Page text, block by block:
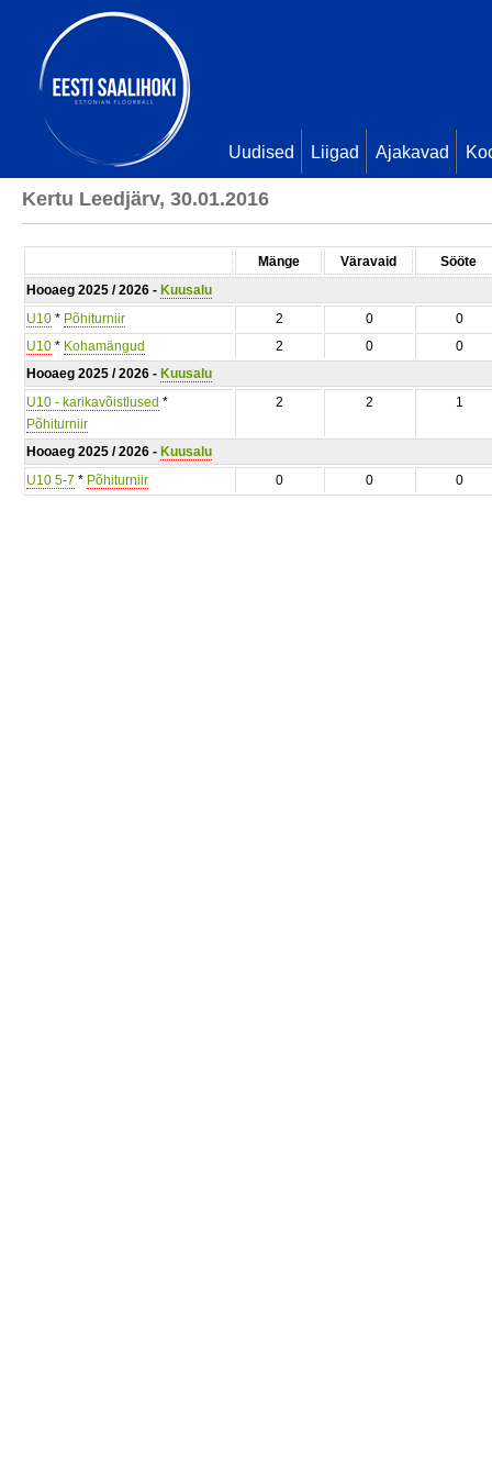
Uudised Liigad Ajakavad
Kertu Leedjärv, 30.01.2016
Mänge Väravaid
Sööte
Hooaeg 2025 / 2026 - Kuusalu
U10 * Põhiturniir 2 0
0
U10 * Kohamängud 2 0
0
Hooaeg 2025 / 2026 - Kuusalu
U10 - karikavõistlused *
Põhiturniir
2 2 1
Hooaeg 2025 / 2026 - Kuusalu
U10 5-7 * Põhiturniir 0 0 0